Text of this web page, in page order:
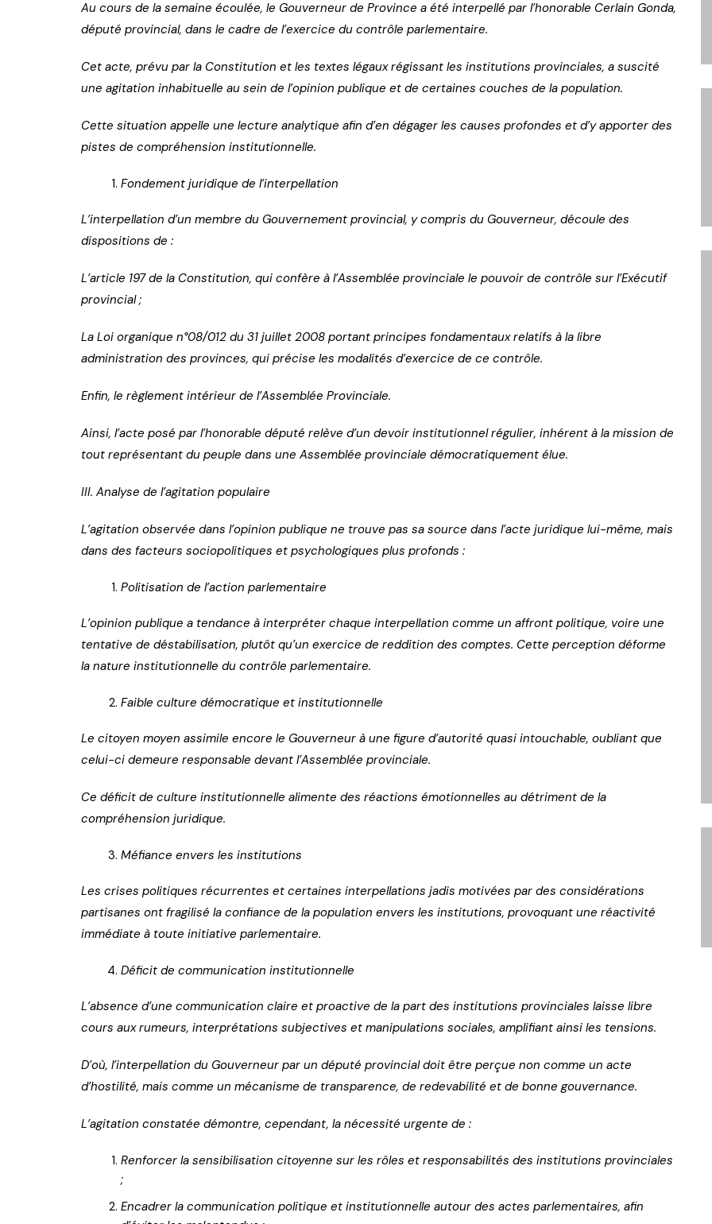
Au cours de la semaine écoulée, le Gouverneur de Province a été interpellé par l’honorable Cerlain Gonda,
député provincial, dans le cadre de l’exercice du contrôle parlementaire.
Cet acte, prévu par la Constitution et les textes légaux régissant les institutions provinciales, a suscité
une agitation inhabituelle au sein de l’opinion publique et de certaines couches de la population.
Cette situation appelle une lecture analytique afin d’en dégager les causes profondes et d’y apporter des
pistes de compréhension institutionnelle.
Fondement juridique de l’interpellation
L’interpellation d’un membre du Gouvernement provincial, y compris du Gouverneur, découle des
dispositions de :
L’article 197 de la Constitution, qui confère à l’Assemblée provinciale le pouvoir de contrôle sur l’Exécutif
provincial ;
La Loi organique n°08/012 du 31 juillet 2008 portant principes fondamentaux relatifs à la libre
administration des provinces, qui précise les modalités d’exercice de ce contrôle.
Enfin, le règlement intérieur de l’Assemblée Provinciale.
Ainsi, l’acte posé par l’honorable député relève d’un devoir institutionnel régulier, inhérent à la mission de
tout représentant du peuple dans une Assemblée provinciale démocratiquement élue.
III. Analyse de l’agitation populaire
L’agitation observée dans l’opinion publique ne trouve pas sa source dans l’acte juridique lui-même, mais
dans des facteurs sociopolitiques et psychologiques plus profonds :
Politisation de l’action parlementaire
L’opinion publique a tendance à interpréter chaque interpellation comme un affront politique, voire une
tentative de déstabilisation, plutôt qu’un exercice de reddition des comptes. Cette perception déforme
la nature institutionnelle du contrôle parlementaire.
Faible culture démocratique et institutionnelle
Le citoyen moyen assimile encore le Gouverneur à une figure d’autorité quasi intouchable, oubliant que
celui-ci demeure responsable devant l’Assemblée provinciale.
Ce déficit de culture institutionnelle alimente des réactions émotionnelles au détriment de la
compréhension juridique.
Méfiance envers les institutions
Les crises politiques récurrentes et certaines interpellations jadis motivées par des considérations
partisanes ont fragilisé la confiance de la population envers les institutions, provoquant une réactivité
immédiate à toute initiative parlementaire.
Déficit de communication institutionnelle
L’absence d’une communication claire et proactive de la part des institutions provinciales laisse libre
cours aux rumeurs, interprétations subjectives et manipulations sociales, amplifiant ainsi les tensions.
D’où, l’interpellation du Gouverneur par un député provincial doit être perçue non comme un acte
d’hostilité, mais comme un mécanisme de transparence, de redevabilité et de bonne gouvernance.
L’agitation constatée démontre, cependant, la nécessité urgente de :
Renforcer la sensibilisation citoyenne sur les rôles et responsabilités des institutions provinciales
;
Encadrer la communication politique et institutionnelle autour des actes parlementaires, afin